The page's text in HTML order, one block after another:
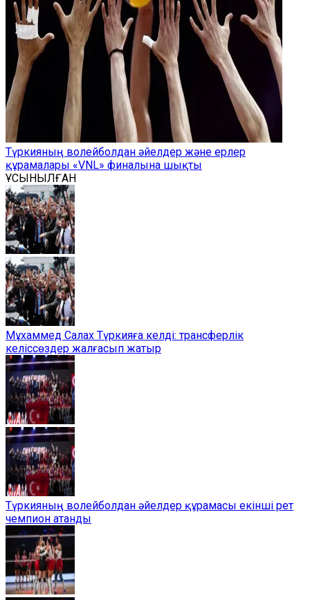
Түркияның волейболдан әйелдер және ерлер
құрамалары «VNL» финалына шықты
ҰСЫНЫЛҒАН
Мұхаммед Салах Түркияға келді: трансферлік
келіссөздер жалғасып жатыр
Түркияның волейболдан әйелдер құрамасы екінші рет
чемпион атанды